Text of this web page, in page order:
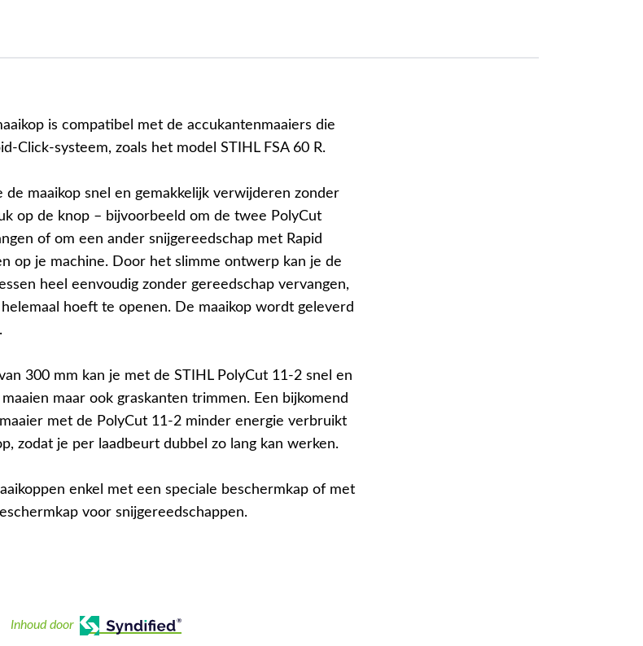
is compatibel met de accukantenmaaiers die
Click-systeem, zoals het model STIHL FSA 60 R.
de maaikop snel en gemakkelijk verwijderen zonder
op de knop – bijvoorbeeld om de twee PolyCut
of om een ander snijgereedschap met Rapid
op je machine. Door het slimme ontwerp kan je de
heel eenvoudig zonder gereedschap vervangen,
hoeft te openen. De maaikop wordt geleverd
300 mm kan je met de STIHL PolyCut 11-2 snel en
maar ook graskanten trimmen. Een bijkomend
met de PolyCut 11-2 minder energie verbruikt
zodat je per laadbeurt dubbel zo lang kan werken.
enkel met een speciale beschermkap of met
voor snijgereedschappen.
Inhoud door